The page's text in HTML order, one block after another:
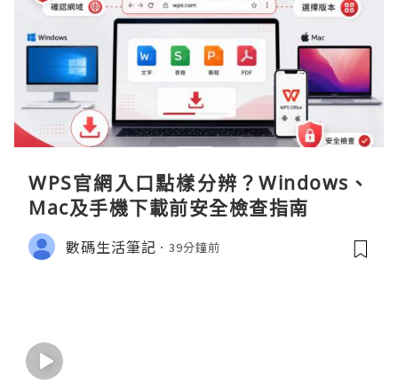
WPS官網入口點樣分辨？Windows、
Mac及手機下載前安全檢查指南
數碼生活筆記 39分鐘前